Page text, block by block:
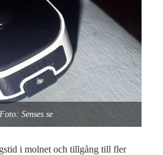
Foto: Senses.se
i molnet och tillgång till fler